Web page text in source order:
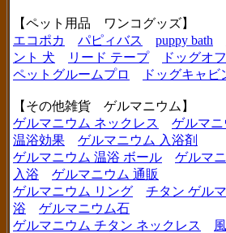
【ペット用品 ワンコグッズ】
エコポカ
パピィバス puppy bath
ント 犬
リード テープ ドッグオフ
ペットグルームプロ
ドッグキャビ
【その他雑貨 ゲルマニウム】
ゲルマニウム ネックレス
ゲルマニ
温浴効果
ゲルマニウム 入浴剤
ゲルマニウム 温浴 ボール
ゲルマ
入浴
ゲルマニウム 通販
ゲルマニウム リング
チタン ゲル
浴
ゲルマニウム石
ゲルマニウム チタン ネックレス